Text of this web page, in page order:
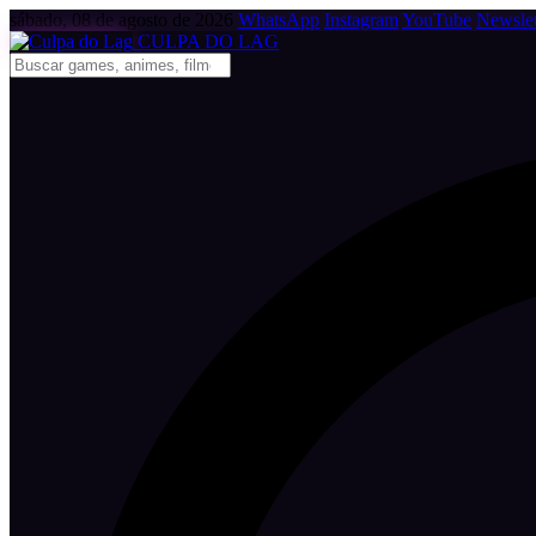
sábado, 08 de agosto de 2026 WhatsApp InstagramYouTube
CULPA DO LAG